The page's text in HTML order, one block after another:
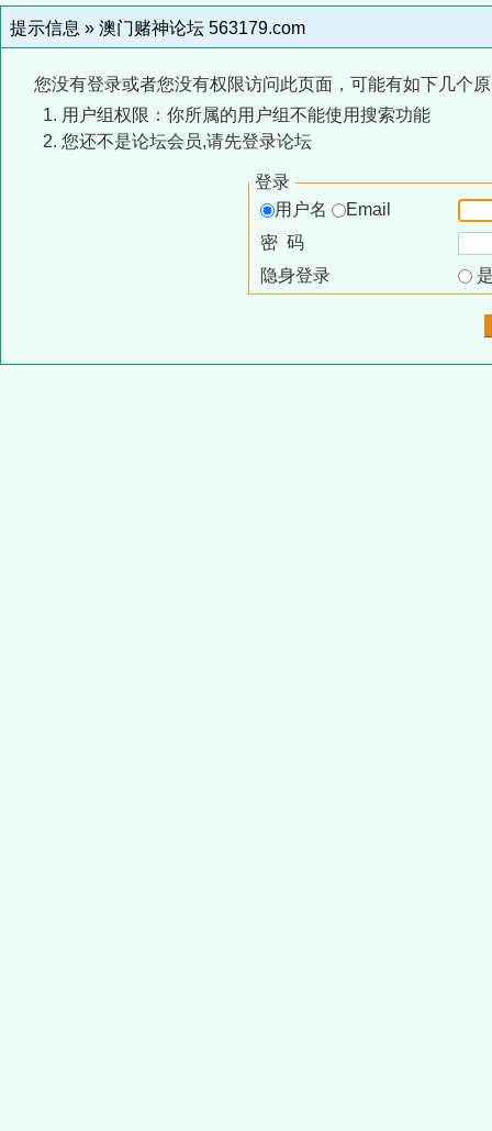
提示信息 » 澳门赌神论坛 563179.com
您没有登录或者您没有权限访问此页面，可能有如下几个
用户组权限：你所属的用户组不能使用搜索功能
您还不是论坛会员,请先登录论坛
登录
用户名
Email
密 码
隐身登录